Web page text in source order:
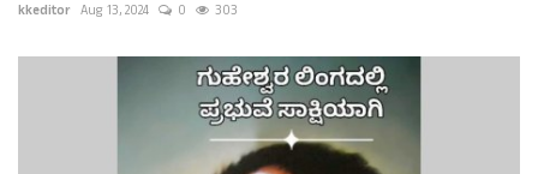
kkeditor Aug 13, 2024 0 303